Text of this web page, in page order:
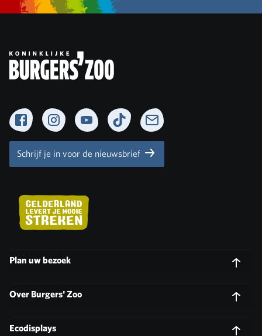
FacebookInstagramYouTubeTikTok Newsletter
Schrijf je in voor de nieuwsbrief
Plan uw bezoek
Over Burgers' Zoo
Ecodisplays